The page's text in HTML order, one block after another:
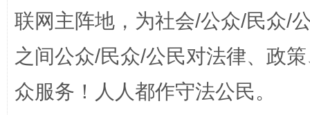
联网主阵地，为社会/公众/民众/
之间公众/民众/公民对法律、政
众服务！人人都作守法公民。